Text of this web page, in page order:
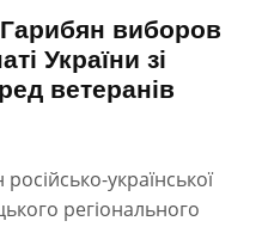
виборов
України зі
ветеранів
української
регіонального